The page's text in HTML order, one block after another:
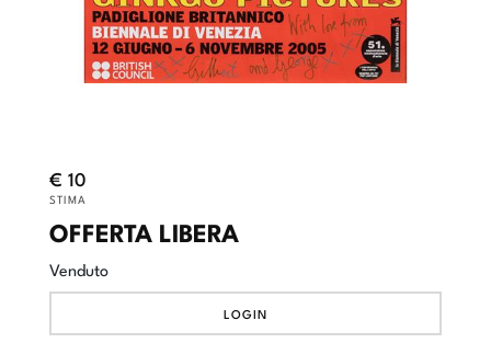
€ 10
STIMA
OFFERTA LIBERA
Venduto
LOGIN